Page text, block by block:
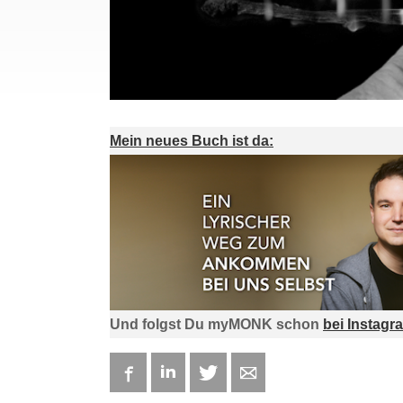
Mein neues Buch ist da:
Und folgst Du myMONK schon bei
FacebookLinkedIn Twitter